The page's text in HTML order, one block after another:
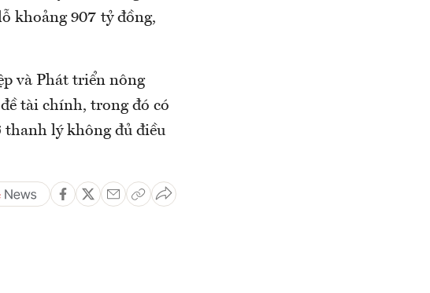
khoảng 907 tỷ đồng,
và Phát triển nông
tài chính, trong đó có
thanh lý không đủ điều